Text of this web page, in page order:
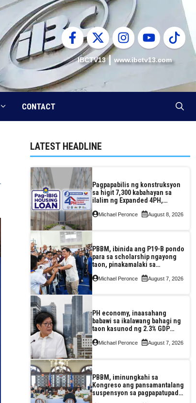
IBCTV13 www.ibctv13.com
CONTACT
LATEST HEADLINE
Pagpapabilis ng konstruksyon
sa higit 7,300 kabahayan sa
ilalim ng Expanded 4PH,
ng Pag-IBIG at P.A. Alvarez
Michael Peronce August 8, 2026
PBBM, ibinida ang P19-B pondo
para sa scholarship ngayong
taon, pinakamalaki sa
Michael Peronce August 7, 2026
PH economy, inaasahang
babawi sa ikalawang bahagi ng
taon kasunod ng 2.3% GDP
pagkaantala ng public
Michael Peronce August 7, 2026
PBBM, iminungkahi sa
Kongreso ang pansamantalang
suspensyon sa pagpapatupad